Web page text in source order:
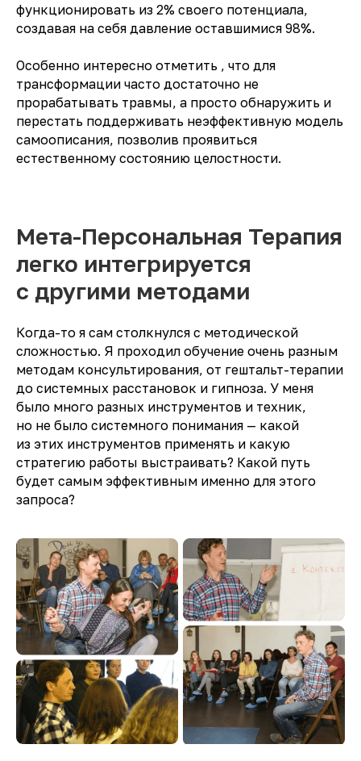
функционировать из 2% своего потенциала,
создавая на себя давление оставшимися 98%.
Особенно интересно отметить , что для
трансформации часто достаточно не
прорабатывать травмы, а просто обнаружить и
перестать поддерживать неэффективную модель
самоописания, позволив проявиться
естественному состоянию целостности.
Мета-Персональная Терапия
легко интегрируется
с другими методами
Когда-то я сам столкнулся с методической
сложностью. Я проходил обучение очень разным
методам консультирования, от гештальт-терапии
до системных расстановок и гипноза. У меня
было много разных инструментов и техник,
но не было системного понимания — какой
из этих инструментов применять и какую
стратегию работы выстраивать? Какой путь
будет самым эффективным именно для этого
запроса?